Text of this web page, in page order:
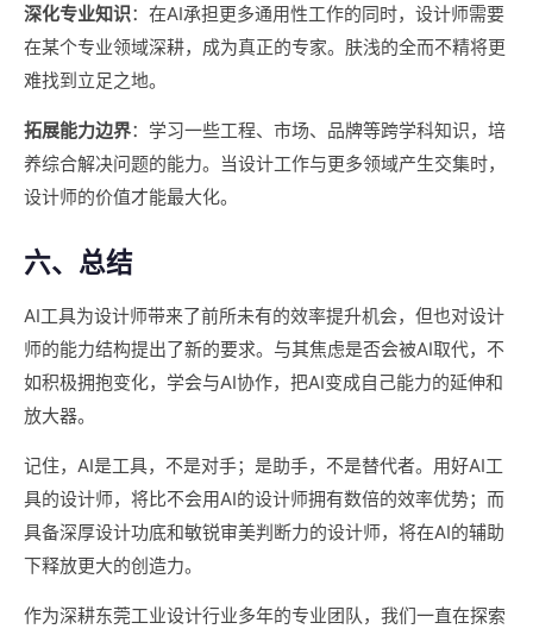
深化专业知识：在AI承担更多通用性工作的同时，设计师需要
在某个专业领域深耕，成为真正的专家。肤浅的全而不精将更
难找到立足之地。
拓展能力边界：学习一些工程、市场、品牌等跨学科知识，培
养综合解决问题的能力。当设计工作与更多领域产生交集时，
设计师的价值才能最大化。
六、总结
AI工具为设计师带来了前所未有的效率提升机会，但也对设计
师的能力结构提出了新的要求。与其焦虑是否会被AI取代，不
如积极拥抱变化，学会与AI协作，把AI变成自己能力的延伸和
放大器。
记住，AI是工具，不是对手；是助手，不是替代者。用好AI工
具的设计师，将比不会用AI的设计师拥有数倍的效率优势；而
具备深厚设计功底和敏锐审美判断力的设计师，将在AI的辅助
下释放更大的创造力。
作为深耕东莞工业设计行业多年的专业团队，我们一直在探索